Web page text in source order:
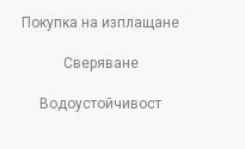
Покупка на изплащане
Сверяване
Водоустойчивост